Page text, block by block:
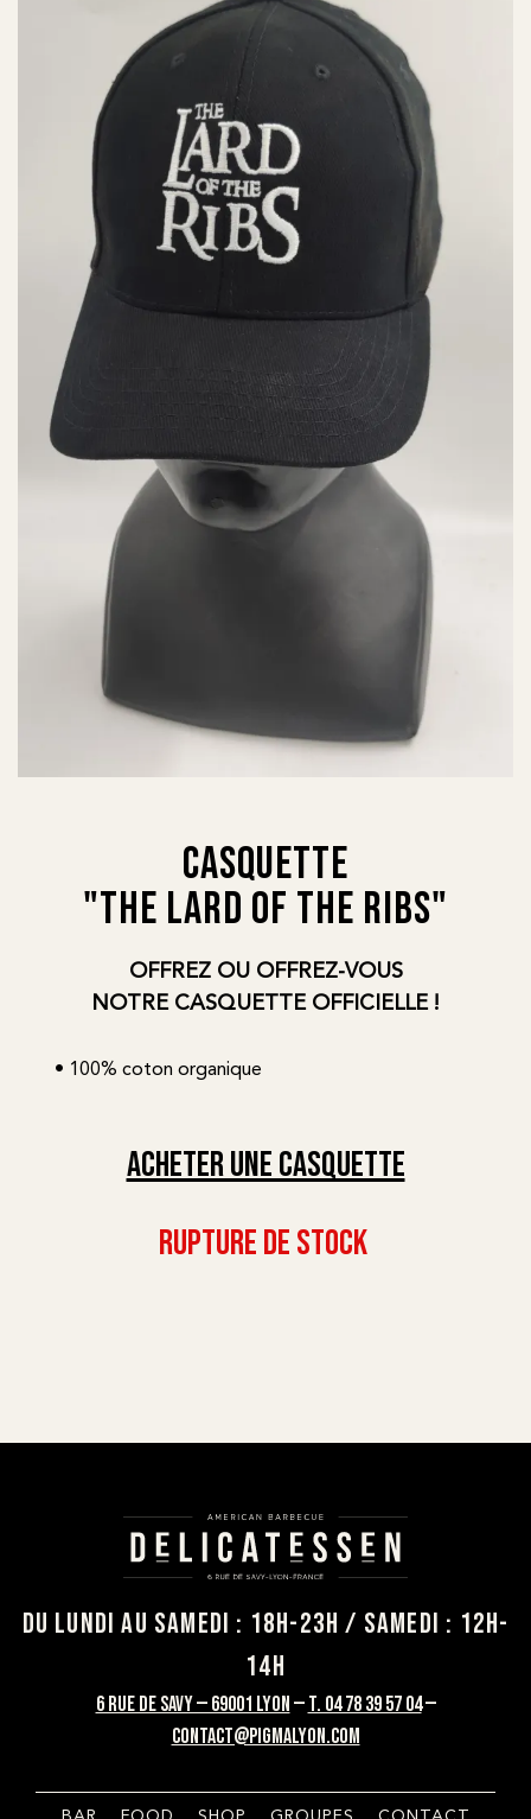
Casquette
"The lard of the ribs"
OFFREZ OU OFFREZ-VOUS
NOTRE CASQUETTE OFFICIELLE !
• 100% coton organique
ACHETER UNE CASQUETTE
RUPTURE DE STOCK
du lundi au samedi : 18h-23h / samedi : 12h-
14h
6 rue de savy — 69001 lyon —T. 04 78 39 57 04—
contact@pigmalyon.com